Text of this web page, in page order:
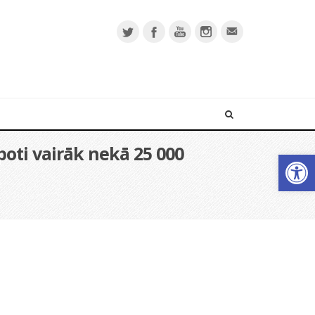
vairāk nekā 25 000